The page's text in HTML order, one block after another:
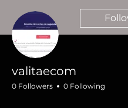
valitaecom
0 Followers 0 Following